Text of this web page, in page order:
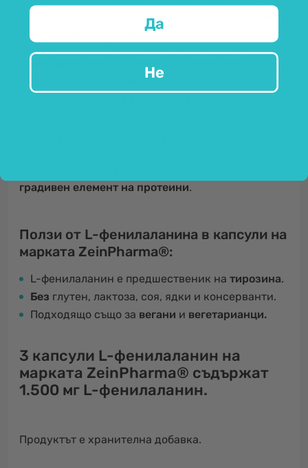
което означава, че на нашето тялото е абсолютно
необходимо, но не може да го произвежда само.
Тя може да бъде въведена в тялото чрез
консумирането на храна, включително
млечни продукти, овеси
градивен елемент на протеини.
Ползи от L-фенилаланина в капсули на
марката ZeinPharma®:
L-фенилаланин е предшественик на тирозина.
Без глутен, лактоза, соя, ядки и консерванти.
Подходящо също за вегани и вегетарианци.
3 капсули L-фенилаланин на
марката ZeinPharma® съдържат
1.500 мг L-фенилаланин.
Продуктът е хранителна добавка.
Да
Не